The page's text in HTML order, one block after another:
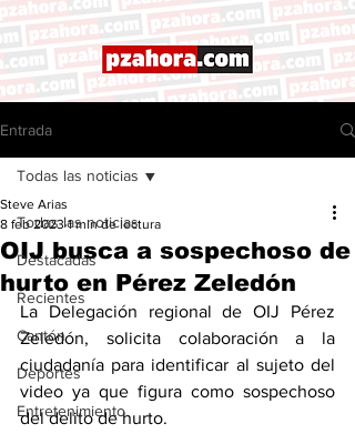
Entrada
Todas las noticias
Destacadas
Recientes
Cantón
Deportes
Entretenimiento
Todas las noticias
OIJ busca a sospechoso de
hurto en Pérez Zeledón
Steve Arias
8 feb 2023 1 min de lectura
La Delegación regional de OIJ Pérez
Zeledón, solicita colaboración a la
ciudadanía para identificar al sujeto del
video ya que figura como sospechoso
del delito de hurto.